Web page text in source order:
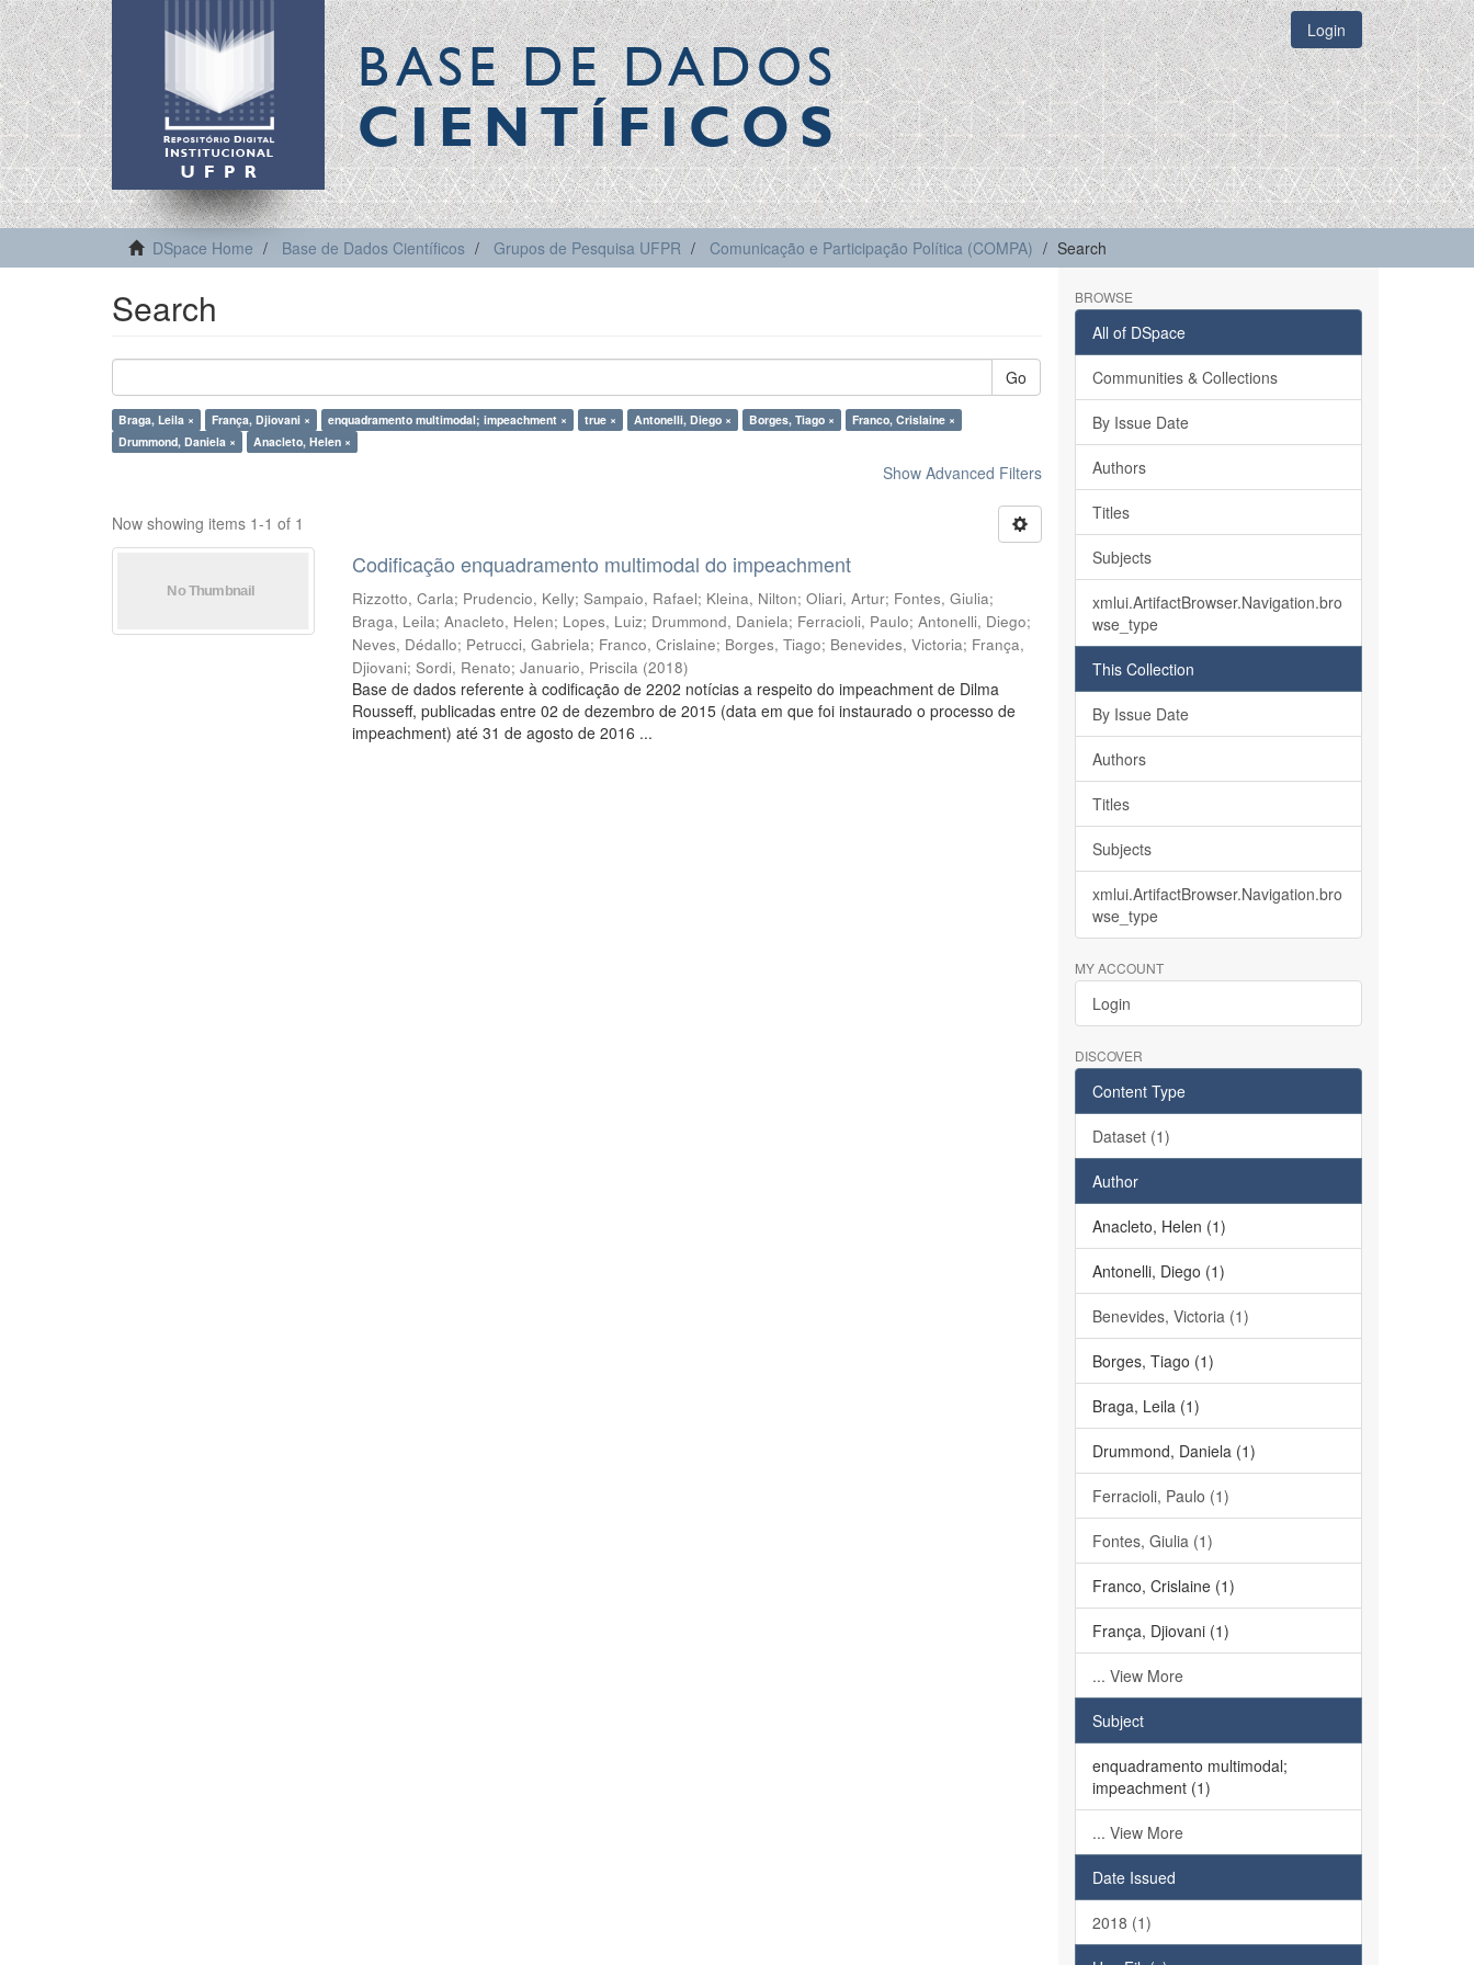
BASE DE DADOS
CIENTÍFICOS
Login
DSpace Home Base de Dados Científicos Grupos de Pesquisa UFPR Comunicação e Participação Política (COMPA) Search
Search
Go
Braga, Leila × França, Djiovani × enquadramento multimodal; impeachment × true × Antonelli, Diego × Borges, Tiago ×
Franco, Crislaine ×
Drummond, Daniela ×
Anacleto, Helen ×
Show Advanced Filters
Now showing items 1-1 of 1
Codificação enquadramento multimodal do impeachment
Rizzotto, Carla; Prudencio, Kelly;Sampaio, Rafael; Kleina, Nilton;Oliari, Artur; Fontes, Giulia;
Braga, Leila;Anacleto, Helen; Lopes, Luiz; Drummond, Daniela; Ferracioli, Paulo;Antonelli, Diego;
Neves, Dédallo; Petrucci, Gabriela; Franco, Crislaine; Borges, Tiago; Benevides, Victoria; França,
Djiovani;Sordi, Renato;Januario, Priscila (2018)
Base de dados referente à codificação de 2202 notícias a respeito do impeachment de Dilma
Rousseff, publicadas entre 02 de dezembro de 2015 (data em que foi instaurado o processo de
impeachment) até 31 de agosto de 2016 ...
BROWSE
All of DSpace
Communities & Collections
By Issue Date
Authors
Titles
Subjects
xmlui.ArtifactBrowser.Navigation.bro
wse_type
This Collection
By Issue Date
Authors
Titles
Subjects
xmlui.ArtifactBrowser.Navigation.bro
wse_type
MY ACCOUNT
Login
DISCOVER
Content Type
Dataset (1)
Author
Anacleto, Helen (1)
Antonelli, Diego (1)
Benevides, Victoria (1)
Borges, Tiago (1)
Braga, Leila (1)
Drummond, Daniela (1)
Ferracioli, Paulo (1)
Fontes, Giulia (1)
Franco, Crislaine (1)
França, Djiovani (1)
... View More
Subject
enquadramento multimodal;
impeachment (1)
... View More
Date Issued
2018 (1)